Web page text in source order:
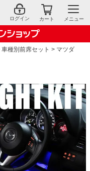
ログイン カート メニュー
車種別前席セット
マツダ